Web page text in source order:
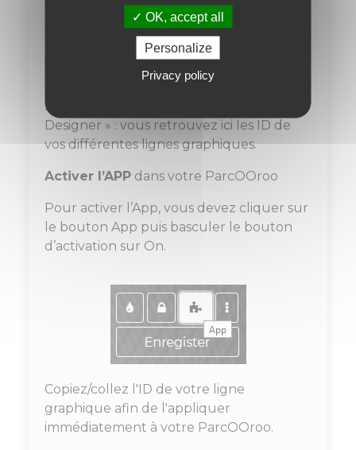
Comment faire ?
Rendez-vous dans votre espace «
Procertif », puis cliquez sur « Mes
contenus » dans le menu du haut. Dans
l’onglet qui s’ouvre, sélectionnez «
Designer » : vous retrouvez ici les ID de
vos différentes lignes graphiques.
Activer l’APP dans votre ParcOOroo
Pour activer l’App, vous devez cliquer sur
le bouton App puis basculer le bouton
d’activation sur On.
Copiez/collez l'ID de votre ligne
graphique afin de l'appliquer
immédiatement à votre ParcOOroo.
OK, accept all
Personalize
Privacy policy